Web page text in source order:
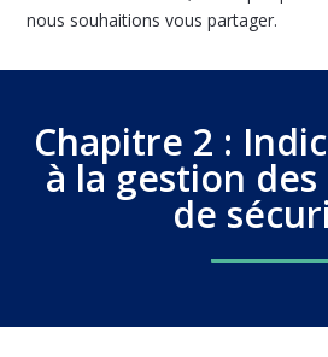
nous souhaitions vous partager.
Chapitre 2 :
à la gestion
de